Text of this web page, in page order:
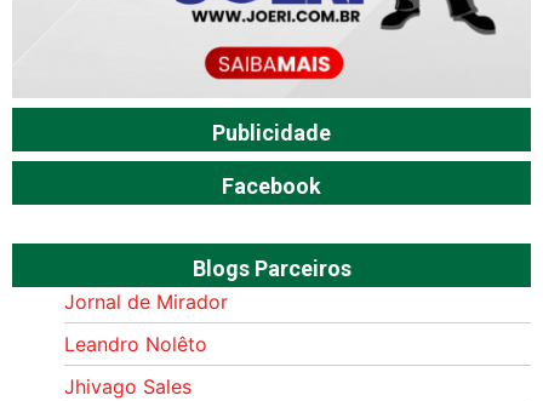
Publicidade
Facebook
Blogs Parceiros
Jornal de Mirador
Leandro Nolêto
Jhivago Sales